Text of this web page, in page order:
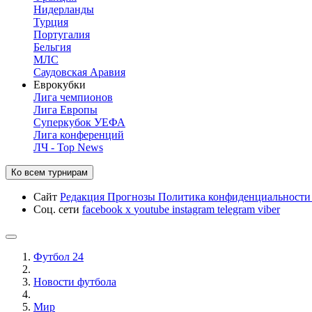
Нидерланды
Турция
Португалия
Бельгия
МЛС
Саудовская Аравия
Еврокубки
Лига чемпионов
Лига Европы
Суперкубок УЕФА
Лига конференций
ЛЧ - Top News
Ко всем турнирам
Сайт Редакция Прогнозы Политика конфиденциальности
Соц. сети facebook x youtube instagram telegram viber
Футбол 24
Новости футбола
Мир